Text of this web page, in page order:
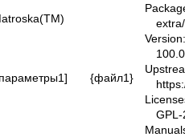
{файл1}
Version: